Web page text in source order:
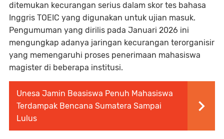
ditemukan kecurangan serius dalam skor tes bahasa
Inggris TOEIC yang digunakan untuk ujian masuk.
Pengumuman yang dirilis pada Januari 2026 ini
mengungkap adanya jaringan kecurangan terorganisir
yang memengaruhi proses penerimaan mahasiswa
magister di beberapa institusi.
Unesa Jamin Beasiswa Penuh Mahasiswa
Terdampak Bencana Sumatera Sampai
Lulus